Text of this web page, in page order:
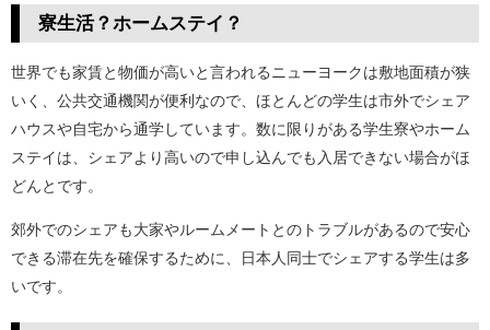
寮生活？ホームステイ？
世界でも家賃と物価が高いと言われるニューヨークは敷地面積が狭
いく、公共交通機関が便利なので、ほとんどの学生は市外でシェア
ハウスや自宅から通学しています。数に限りがある学生寮やホーム
ステイは、シェアより高いので申し込んでも入居できない場合がほ
どんとです。
郊外でのシェアも大家やルームメートとのトラブルがあるので安心
できる滞在先を確保するために、日本人同士でシェアする学生は多
いです。